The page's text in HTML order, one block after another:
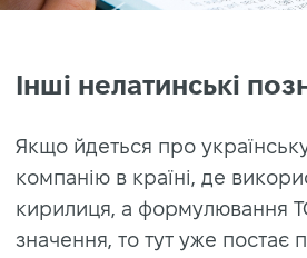
Інші нелатинські
Якщо йдеться про
компанію в країні, де
кирилиця, а формулювання
значення, то тут уже постає